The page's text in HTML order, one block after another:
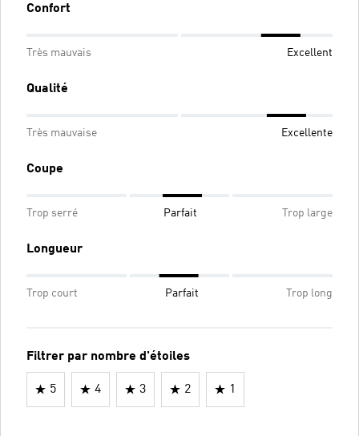
Confort
Très mauvais Excellent
Qualité
Très mauvaise Excellente
Coupe
Trop serré Parfait Trop large
Longueur
Trop court Parfait Trop long
Filtrer par nombre d'étoiles
5 4 3 2 1